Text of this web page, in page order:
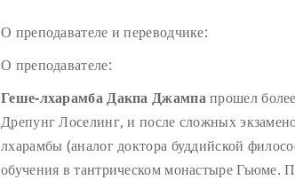
О преподавателе и переводчике:
О преподавателе:
Геше-лхарамба Дакпа Джампапрошел
Дрепунг Лоселинг, и после сложных
лхарамбы (аналог доктора буддийской
обучения в тантрическом монастыре Гьюме.